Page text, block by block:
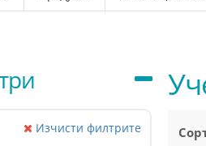
Изчисти филтрите